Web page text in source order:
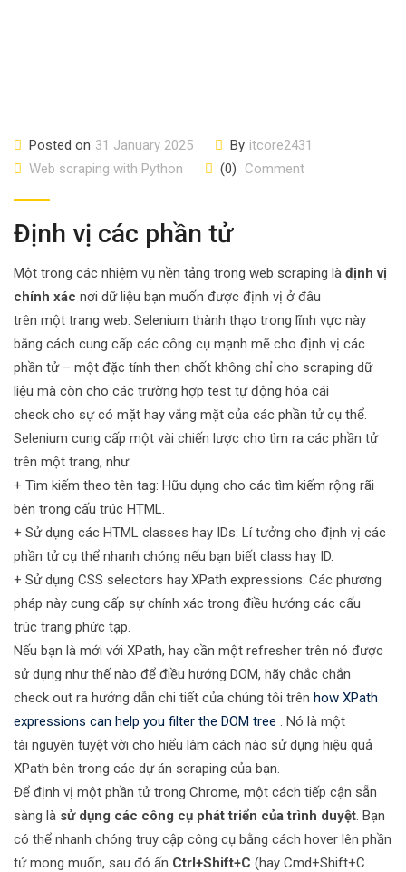
Posted on 31 January 2025 By itcore2431
Web scraping with Python
(0) Comment
Định vị các phần tử
Một trong các nhiệm vụ nền tảng trong web scraping là định vị
chính xác nơi dữ liệu bạn muốn được định vị ở đâu
trên một trang web. Selenium thành thạo trong lĩnh vực này
bằng cách cung cấp các công cụ mạnh mẽ cho định vị các
phần tử – một đặc tính then chốt không chỉ cho scraping dữ
liệu mà còn cho các trường hợp test tự động hóa cái
check cho sự có mặt hay vắng mặt của các phần tử cụ thể.
Selenium cung cấp một vài chiến lược cho tìm ra các phần tử
trên một trang, như:
+ Tìm kiếm theo tên tag: Hữu dụng cho các tìm kiếm rộng rãi
bên trong cấu trúc HTML.
+ Sử dụng các HTML classes hay IDs: Lí tưởng cho định vị các
phần tử cụ thể nhanh chóng nếu bạn biết class hay ID.
+ Sử dụng CSS selectors hay XPath expressions: Các phương
pháp này cung cấp sự chính xác trong điều hướng các cấu
trúc trang phức tạp.
Nếu bạn là mới với XPath, hay cần một refresher trên nó được
sử dụng như thế nào để điều hướng DOM, hãy chắc chắn
check out ra hướng dẫn chi tiết của chúng tôi trên how XPath
expressions can help you filter the DOM tree . Nó là một
tài nguyên tuyệt vời cho hiểu làm cách nào sử dụng hiệu quả
XPath bên trong các dự án scraping của bạn.
Để định vị một phần tử trong Chrome, một cách tiếp cận sẵn
sàng là sử dụng các công cụ phát triển của trình duyệt. Bạn
có thể nhanh chóng truy cập công cụ bằng cách hover lên phần
tử mong muốn, sau đó ấn Ctrl+Shift+C (hay Cmd+Shift+C